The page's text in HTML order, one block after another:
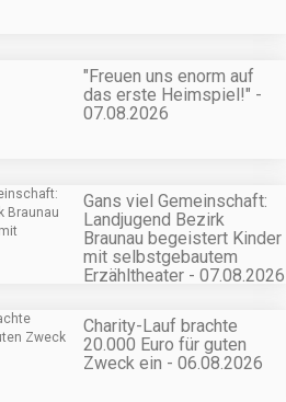
"Freuen uns enorm auf
das erste Heimspiel!" -
07.08.2026
Gans viel Gemeinschaft:
Landjugend Bezirk
Braunau begeistert Kinder
mit selbstgebautem
Erzähltheater - 07.08.2026
Charity-Lauf brachte
20.000 Euro für guten
Zweck ein - 06.08.2026